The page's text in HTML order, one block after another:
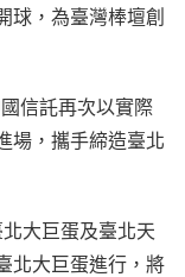
球，為臺灣棒壇創
信託再次以實際
場，攜手締造臺北
大巨蛋及臺北天
北大巨蛋進行，將